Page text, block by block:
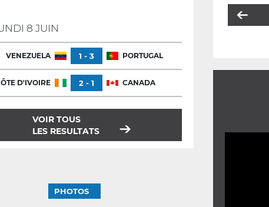
8 JUIN
VENEZUELA 1 - 3 PORTUGAL
D'IVOIRE 2 - 1 CANADA
VOIR TOUS
LES RESULTATS
PHOTOS